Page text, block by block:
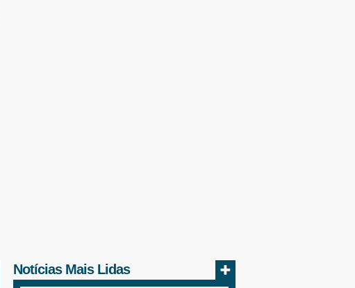
Notícias Mais Lidas